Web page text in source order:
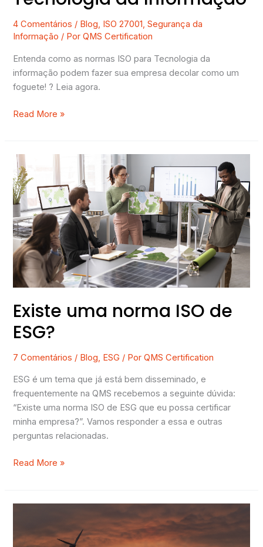
4 Comentários / Blog, ISO 27001,Segurança da
Informação / PorQMS Certification
Entenda como as normas ISO para Tecnologia da
informação podem fazer sua empresa decolar como um
foguete! ? Leia agora.
Read More »
Existe uma norma ISO de
ESG?
7 Comentários / Blog, ESG / PorQMS Certification
ESG é um tema que já está bem disseminado, e
frequentemente na QMS recebemos a seguinte dúvida:
“Existe uma norma ISO de ESG que eu possa certificar
minha empresa?”. Vamos responder a essa e outras
perguntas relacionadas.
Existe
uma
norma
ISO
de
ESG?
Read More »
as